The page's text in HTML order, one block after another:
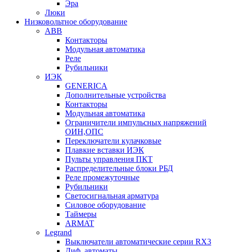
Эра
Люки
Низковольтное оборудование
ABB
Контакторы
Модульная автоматика
Реле
Рубильники
ИЭК
GENERICA
Дополнительные устройства
Контакторы
Модульная автоматика
Ограничители импульсных напряжений
ОИН,ОПС
Переключатели кулачковые
Плавкие вставки ИЭК
Пульты управления ПКТ
Распределительные блоки РБД
Реле промежуточные
Рубильники
Светосигнальная арматура
Силовое оборудование
Таймеры
ARMAT
Legrand
Выключатели автоматические серии RX3